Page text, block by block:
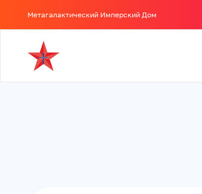
Метагалактический Имперский Дом